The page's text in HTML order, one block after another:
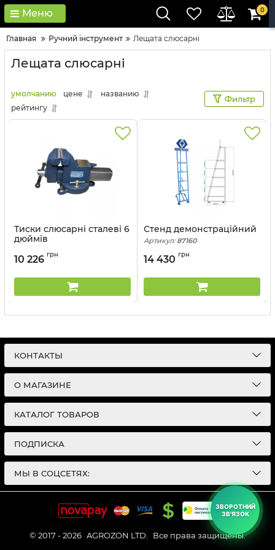
ЗВОРОТНИЙ
ЗВ'ЯЗОК
Меню 0
Главная Ручний інструмент Лещата слюсарні
Лещата слюсарні
умолчанию цене
названию
рейтингу
Фильтр
Тиски слюсарні сталеві 6
дюймів
10 226 грн
Стенд демонстраційний
Артикул: 87160
14 430 грн
КОНТАКТЫ
О МАГАЗИНЕ
КАТАЛОГ ТОВАРОВ
ПОДПИСКА
МЫ В СОЦСЕТЯХ:
© 2017 - 2026 AGROZON LTD. Все права защищены.